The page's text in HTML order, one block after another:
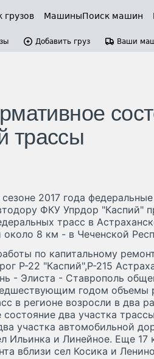
грузов МашиныПоиск машин
Добавить груз Ваши
трассы
2017 года
ФКУ Упрдор "Каспий"
трасс в
около 8 км - в Чеченской
по капитальному
Р-22 "Каспий",Р-215
- Элиста - Ставрополь
годом объемы
в регионе возросли в два
два участка
участка автомобильной
Ильинка и Линейное. Еще
вблизи сел Косика и